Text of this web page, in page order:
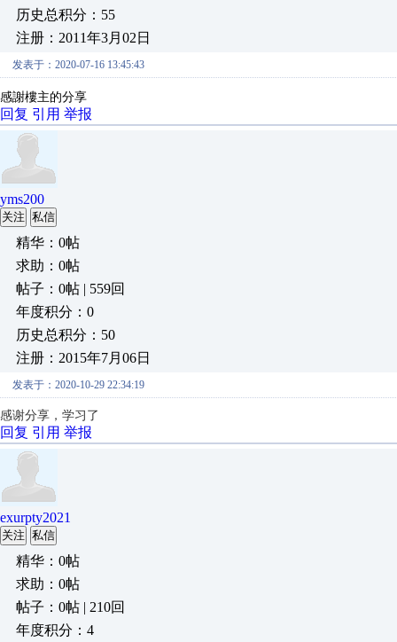
历史总积分：55
注册：2011年3月02日
发表于：2020-07-16 13:45:43
感謝樓主的分享
回复 引用 举报
yms200
关注 私信
精华：0帖
求助：0帖
帖子：0帖 | 559回
年度积分：0
历史总积分：50
注册：2015年7月06日
发表于：2020-10-29 22:34:19
感谢分享，学习了
回复 引用 举报
exurpty2021
关注 私信
精华：0帖
求助：0帖
帖子：0帖 | 210回
年度积分：4